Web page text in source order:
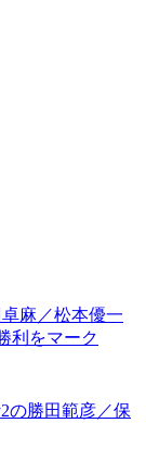
麻／松本優一
利をマーク
の勝田範彦／保